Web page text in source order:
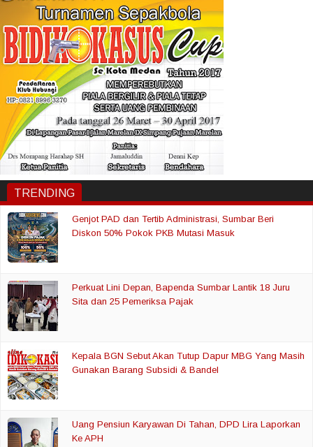
TRENDING
Genjot PAD dan Tertib Administrasi, Sumbar Beri
Diskon 50% Pokok PKB Mutasi Masuk
Perkuat Lini Depan, Bapenda Sumbar Lantik 18 Juru
Sita dan 25 Pemeriksa Pajak
Kepala BGN Sebut Akan Tutup Dapur MBG Yang Masih
Gunakan Barang Subsidi & Bandel
Uang Pensiun Karyawan Di Tahan, DPD Lira Laporkan
Ke APH